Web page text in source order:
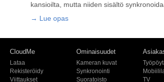
kansioilta, mutta niiden sisältö
→ Lue opas
CloudMe
Lataa
Rekisteröidy
Viittaukset
Ominaisuudet
Kameran kuvat
Synkronointi
Suoratoisto
TV